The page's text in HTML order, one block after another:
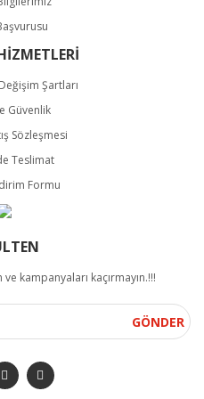
Şartları
Güvenlik
Sözleşmesi
Teslimat
Formu
kampanyaları kaçırmayın.!!!
GÖNDER